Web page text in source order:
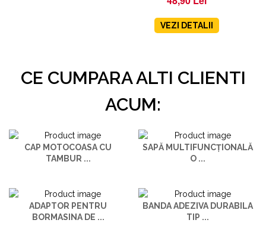
VEZI DETALII
CE CUMPARA ALTI CLIENTI
ACUM:
CAP MOTOCOASA CU
TAMBUR ...
SAPĂ MULTIFUNCȚIONALĂ
O ...
ADAPTOR PENTRU
BORMASINA DE ...
BANDA ADEZIVA DURABILA
TIP ...